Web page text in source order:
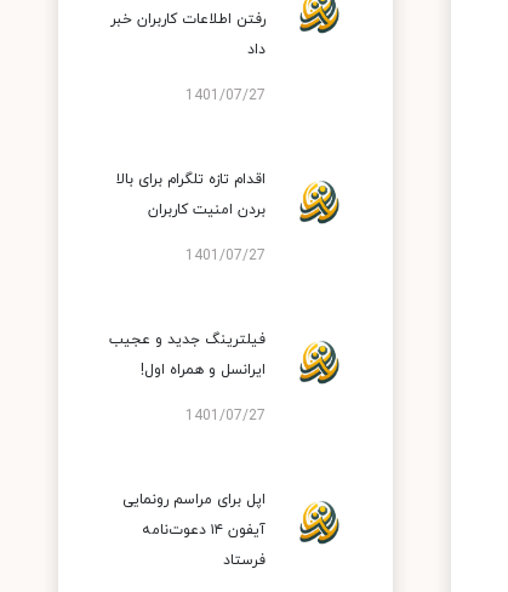
رفتن اطلاعات کاربران خبر
داد
1401/07/27
اقدام تازه تلگرام برای بالا
بردن امنیت کاربران
1401/07/27
فیلترینگ جدید و عجیب
ایرانسل و همراه اول!
1401/07/27
اپل برای مراسم رونمایی
آیفون ۱۴ دعوت‌نامه
فرستاد